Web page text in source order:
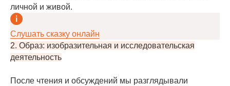
личной и живой.
Слушать сказку онлайн
2. Образ: изобразительная и исследовательская
деятельность
После чтения и обсуждений мы разглядывали